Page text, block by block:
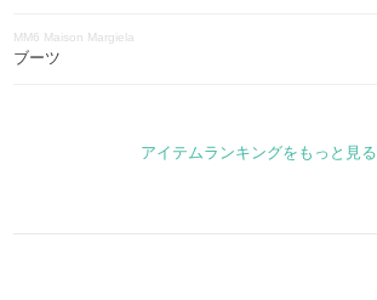
MM6 Maison Margiela
ブーツ
アイテムランキングをもっと見る